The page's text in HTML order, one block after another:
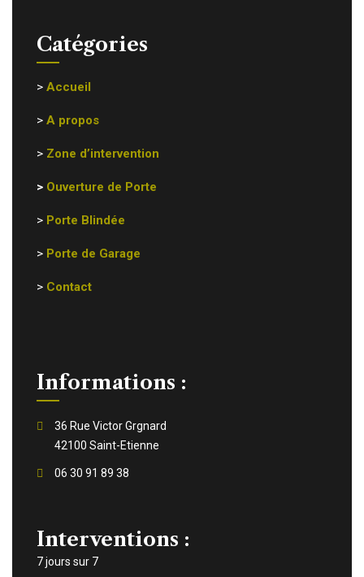
Catégories
> Accueil
> A propos
> Zone d’intervention
> Ouverture de Porte
> Porte Blindée
> Porte de Garage
> Contact
Informations :
36 Rue Victor Grgnard
42100 Saint-Etienne
06 30 91 89 38
Interventions :
7 jours sur 7